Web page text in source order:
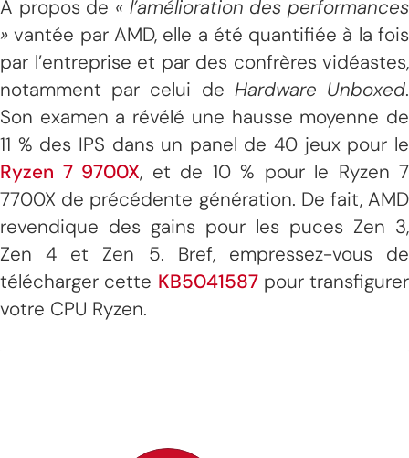
À propos de « l’amélioration des performances
» vantée par AMD, elle a été quantifiée à la fois
par l’entreprise et par des confrères vidéastes,
notamment par celui de Hardware Unboxed.
Son examen a révélé une hausse moyenne de
11 % des IPS dans un panel de 40 jeux pour le
Ryzen 7 9700X, et de 10 % pour le Ryzen 7
7700X de précédente génération. De fait, AMD
revendique des gains pour les puces Zen 3,
Zen 4 et Zen 5. Bref, empressez-vous de
télécharger cette KB5041587pour transfigurer
votre CPU Ryzen.